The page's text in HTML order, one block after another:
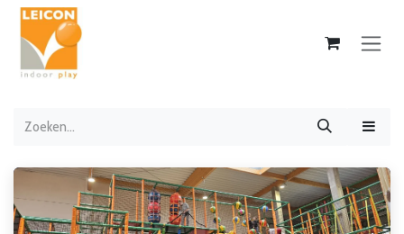
Overslaan naar inhoud